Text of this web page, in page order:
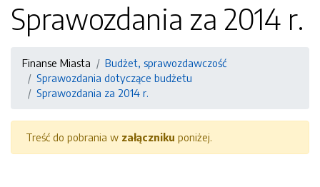
Sprawozdania za 2014 r.
Finanse Miasta
Budżet, sprawozdawczość
Sprawozdania dotyczące budżetu
Sprawozdania za 2014 r.
Treść do pobrania w załączniku poniżej.